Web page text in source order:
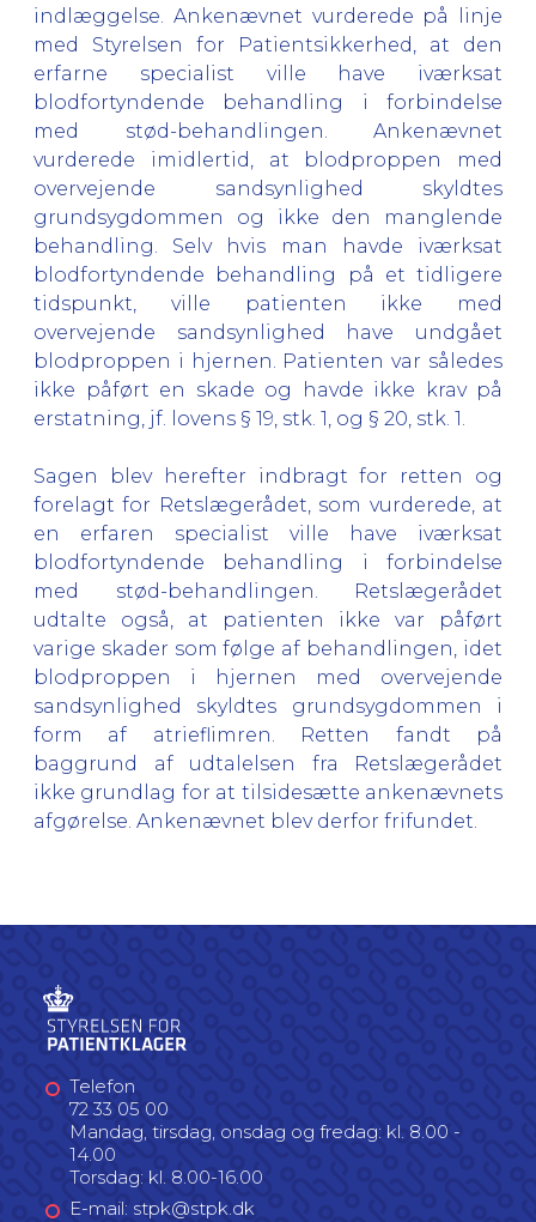
indlæggelse. Ankenævnet vurderede på linje
med Styrelsen for Patientsikkerhed, at den
erfarne specialist ville have iværksat
blodfortyndende behandling i forbindelse
med stød-behandlingen. Ankenævnet
vurderede imidlertid, at blodproppen med
overvejende sandsynlighed skyldtes
grundsygdommen og ikke den manglende
behandling. Selv hvis man havde iværksat
blodfortyndende behandling på et tidligere
tidspunkt, ville patienten ikke med
overvejende sandsynlighed have undgået
blodproppen i hjernen. Patienten var således
ikke påført en skade og havde ikke krav på
erstatning, jf. lovens § 19, stk. 1, og § 20, stk. 1.
Sagen blev herefter indbragt for retten og
forelagt for Retslægerådet, som vurderede, at
en erfaren specialist ville have iværksat
blodfortyndende behandling i forbindelse
med stød-behandlingen. Retslægerådet
udtalte også, at patienten ikke var påført
varige skader som følge af behandlingen, idet
blodproppen i hjernen med overvejende
sandsynlighed skyldtes grundsygdommen i
form af atrieflimren. Retten fandt på
baggrund af udtalelsen fra Retslægerådet
ikke grundlag for at tilsidesætte ankenævnets
afgørelse. Ankenævnet blev derfor frifundet.
Telefon
72 33 05 00
Mandag, tirsdag, onsdag og fredag: kl. 8.00 -
14.00
Torsdag: kl. 8.00-16.00
E-mail: stpk@stpk.dk